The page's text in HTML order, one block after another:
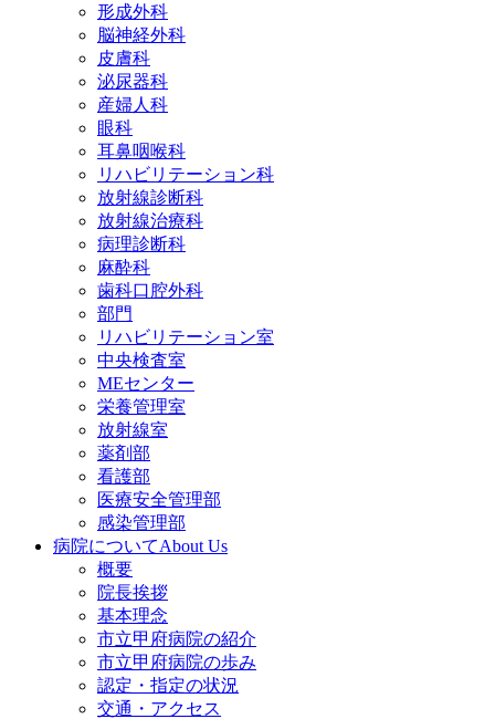
形成外科
脳神経外科
皮膚科
泌尿器科
産婦人科
眼科
耳鼻咽喉科
リハビリテーション科
放射線診断科
放射線治療科
病理診断科
麻酔科
歯科口腔外科
部門
リハビリテーション室
中央検査室
MEセンター
栄養管理室
放射線室
薬剤部
看護部
医療安全管理部
感染管理部
病院についてAbout Us
概要
院長挨拶
基本理念
市立甲府病院の紹介
市立甲府病院の歩み
認定・指定の状況
交通・アクセス